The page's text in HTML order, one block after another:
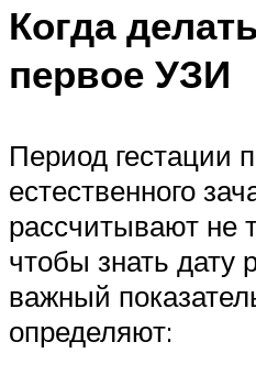
Когда
первое УЗИ
Период гестации
естественного
рассчитывают не
чтобы знать дату
важный
определяют: